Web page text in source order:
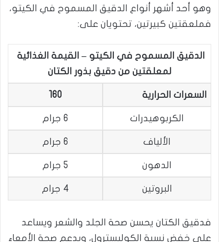
وهو أحد أشهر أنواع الدقيق المسموح في الكيتو،
فملعقتين كبيرتين، تحتويان على:
الدقيق المسموح في الكيتو – القيمة الغذائية
لمعلقتين من دقيق بذور الكتان
السعرات الحرارية 160
الكربوهيدرات 6 جرام
الألياف 6 جرام
الدهون 5 جرام
البروتين 4 جرام
فدقيق الكتان يحسن صحة الجلد والشعر ويساعد
على خفض نسبة الكوليسترول، ويدعم صحة الأمعاء